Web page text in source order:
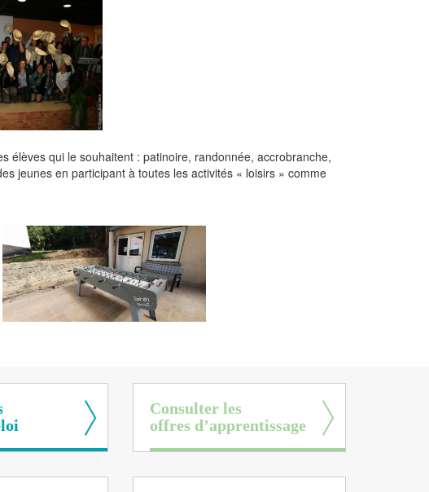
élèves qui le souhaitent : patinoire, randonnée, accrobranche,
jeunes en participant à toutes les activités « loisirs » comme
Consulter les
offres d’apprentissage